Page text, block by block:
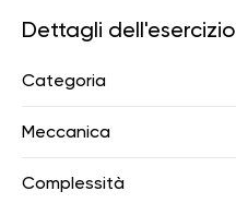
Dettagli dell'esercizio
Categoria
Meccanica
Complessità